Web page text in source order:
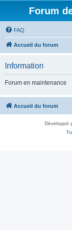
Forum
FAQ
Accueil du forum
Information
Forum en maintenance
Accueil du forum
Développé